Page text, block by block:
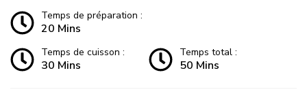
Temps de préparation :
20 Mins
Temps de cuisson :
30 Mins
Temps total :
50 Mins